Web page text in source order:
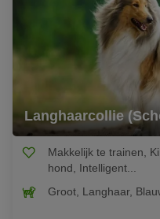
Langhaarcollie
Makkelijk te trainen,
hond, Intelligent...
Groot, Langhaar,